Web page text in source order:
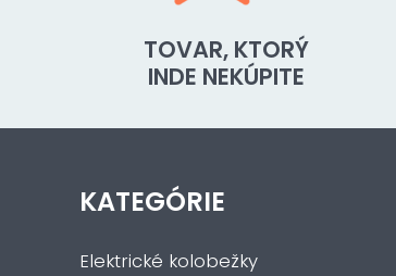
TOVAR, KTORÝ
INDE NEKÚPITE
KATEGÓRIE
Elektrické kolobežky